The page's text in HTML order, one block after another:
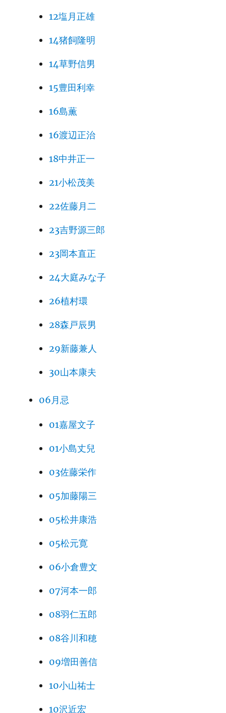
12塩月正雄
14猪飼隆明
14草野信男
15豊田利幸
16島薫
16渡辺正治
18中井正一
21小松茂美
22佐藤月二
23吉野源三郎
23岡本直正
24大庭みな子
26植村環
28森戸辰男
29新藤兼人
30山本康夫
06月忌
01嘉屋文子
01小島丈兒
03佐藤栄作
05加藤陽三
05松井康浩
05松元寛
06小倉豊文
07河本一郎
08羽仁五郎
08谷川和穂
09増田善信
10小山祐士
10沢近宏